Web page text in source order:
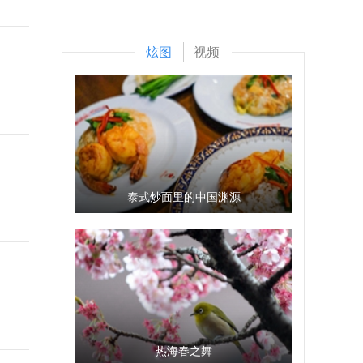
炫图 视频
泰式炒面里的中国渊源
热海春之舞